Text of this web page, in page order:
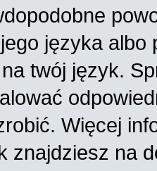
języka
na twój język.
Więcej
znajdziesz na